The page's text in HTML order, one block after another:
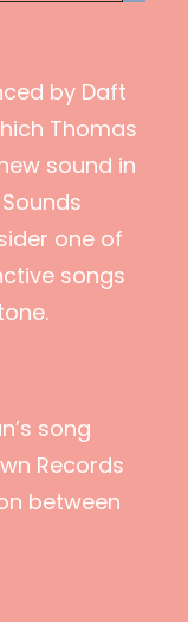
by Daft
Thomas
sound in
one of
songs
song
Records
between